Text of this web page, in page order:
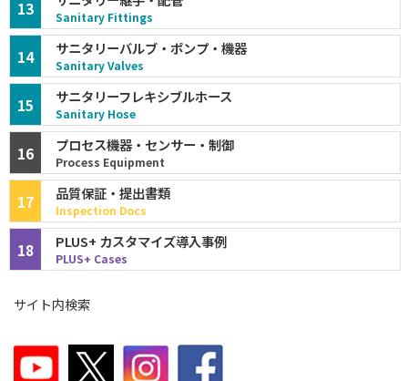
Sanitary Fittings
13
サニタリーバルブ・ポンプ・機器
Sanitary Valves
14
サニタリーフレキシブルホース
Sanitary Hose
15
プロセス機器・センサー・制御
Process Equipment
16
品質保証・提出書類
Inspection Docs
17
PLUS+ カスタマイズ導入事例
PLUS+ Cases
18
サイト内検索